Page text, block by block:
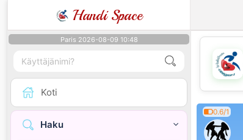
Handi Space
Paris 2026-08-09 10:48
Koti
Haku
0.6/1